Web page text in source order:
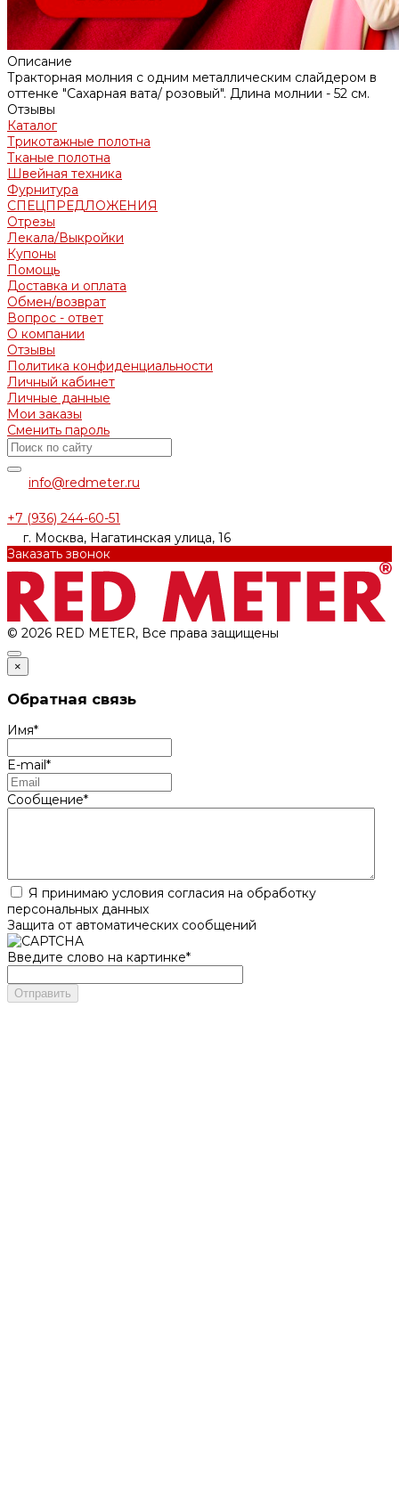
Описание
Тракторная молния с одним металлическим слайдером в
оттенке "Сахарная вата/ розовый". Длина молнии - 52 см.
Отзывы
Каталог
Трикотажные полотна
Тканые полотна
Швейная техника
Фурнитура
СПЕЦПРЕДЛОЖЕНИЯ
Отрезы
Лекала/Выкройки
Купоны
Помощь
Доставка и оплата
Обмен/возврат
Вопрос - ответ
О компании
Отзывы
Политика конфиденциальности
Личный кабинет
Личные данные
Мои заказы
Сменить пароль
info@redmeter.ru
+7 (936) 244-60-51
г. Москва, Нагатинская улица, 16
Заказать звонок
© 2026 RED METER, Все права защищены
×
Обратная связь
Имя*
E-mail*
Сообщение*
Я принимаю условия согласия на обработку
персональных данных
Защита от автоматических сообщений
Введите слово на картинке*